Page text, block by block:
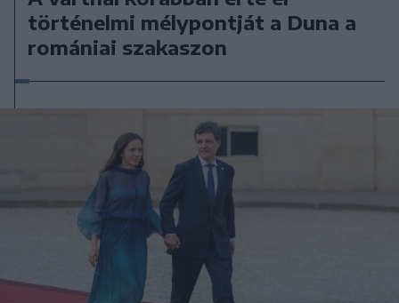
történelmi mélypontját a Duna a
romániai szakaszon